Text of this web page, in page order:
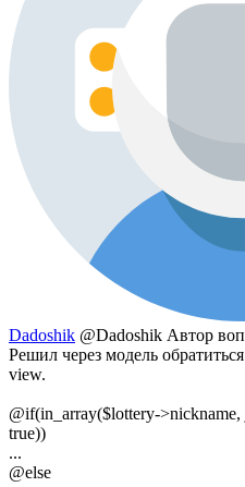
Dadoshik @Dadoshik Автор
Решил через модель
view.
@if(in_array($lottery->nickname,
true))
...
@else